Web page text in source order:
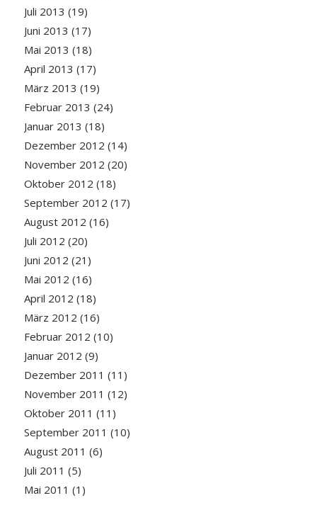
Juli 2013 (19)
Juni 2013 (17)
Mai 2013 (18)
April 2013 (17)
März 2013 (19)
Februar 2013 (24)
Januar 2013 (18)
Dezember 2012 (14)
November 2012 (20)
Oktober 2012 (18)
September 2012 (17)
August 2012 (16)
Juli 2012 (20)
Juni 2012 (21)
Mai 2012 (16)
April 2012 (18)
März 2012 (16)
Februar 2012 (10)
Januar 2012 (9)
Dezember 2011 (11)
November 2011 (12)
Oktober 2011 (11)
September 2011 (10)
August 2011 (6)
Juli 2011 (5)
Mai 2011 (1)